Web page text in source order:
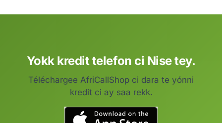
Yokk kredit telefon ci Nise tey.
Téléchargee AfriCallShop ci dara te yónni
kredit ci ay saa rekk.